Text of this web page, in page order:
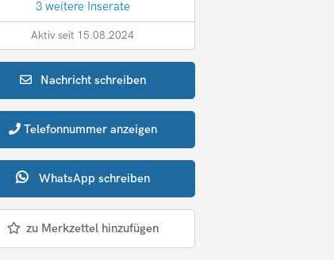
3 weitere Inserate
Aktiv seit 15.08.2024
Nachrichtschreiben
Telefonnummer anzeigen
WhatsApp schreiben
zu Merkzettel hinzufügen